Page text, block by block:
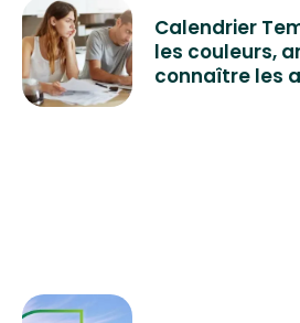
Calendrier
les couleurs,
connaître les